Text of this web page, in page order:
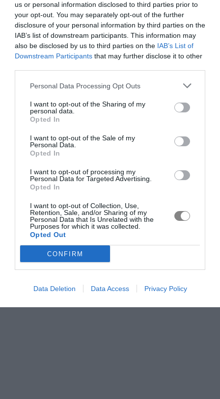
us or personal information disclosed to third parties prior to
your opt-out. You may separately opt-out of the further
disclosure of your personal information by third parties on the
IAB’s list of downstream participants. This information may
also be disclosed by us to third parties on the IAB’s List of
Downstream Participants that may further disclose it to other
Personal Data Processing Opt Outs
I want to opt-out of the Sharing of my
personal data.
Opted In
I want to opt-out of the Sale of my
Personal Data.
Opted In
I want to opt-out of processing my
Personal Data for Targeted Advertising.
Opted In
I want to opt-out of Collection, Use,
Retention, Sale, and/or Sharing of my
Personal Data that Is Unrelated with the
Purposes for which it was collected.
Opted Out
CONFIRM
Data Deletion Data Access Privacy Policy